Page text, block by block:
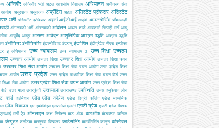
अग्निवीर अग्निवीर भर्ती अटल आवासीय विद्यालय अधियाचन अधीनस्थ सेवा
आयोग अनुदेशक अनुवादक अप्रेंटिस अर्हता असिस्टेंट प्रोफेसर असिस्टेंट
भर्ती अस्सिटेंट प्रोफेसर अहर्ता आईटीआई आईबी आउटसोर्सिंग आँगनबाड़ी
आंगनबाड़ी भर्ती आंगनवाड़ी आंदोलन आधार कार्ड आबकारी सिपाही भर्ती आयु
आयुर्वेद आयुष आरक्षण आवेदन आशुलिपिक आश्रम पद्धति आश्रम पद्धति
इंजीनियर इंजीनियरिंग इंटरमीडिएट इंटरव्यू इंटर्नशिप इंटीग्रेटेड बीएड इस्तीफा
ई अधियाचन उच्च न्यायालय उच्च न्यायालय z उच्च शिक्षा उच्चतम
उच्चतर आयोग उच्चतर शिक्षा उच्चतर शिक्षा आयोग उच्चतर शिक्षा चयन
उच्चतर शिक्षा सेवा आयोग उच्चतर शिक्षा सेवा चयन आयोग उतर प्रदेश शिक्षा
आयोग उत्तर प्रदेश उत्तर प्रदेश माध्यमिक शिक्षा सेवा चयन बोर्ड उत्तर
शिक्षा सेवा आयोग उत्तर प्रदेश शिक्षा सेवा चयन आयोग उत्तर प्रदेश शिक्षा सेवा
उत्तर माला उत्तरकुंजी उत्तरमाला उत्तराखण्ड उपस्थिति उप्पस एजूकेशन लोन
कार्ड एडमिशन एडेड एडेड कॉलेज एडेड डिग्री कॉलेज एडेड माध्यमिक
एडेड विद्यालय एप एमबीबीएस एयरफोर्स एलटी एलटी ग्रेड एलटी ग्रेड शिक्षक
एसआई भर्ती ऐप ऑनलाइन कक्ष निरीक्षण कट ऑफ कटऑफ कंडक्टर कनिष्ठ
कंप्यूटर कर्नाटक कस्तूरबा विद्यालय काउंसलिंग काउंसिलिंग कानून कांस्टेबल